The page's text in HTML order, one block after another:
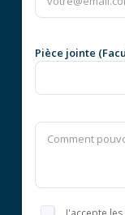
Pièce jointe